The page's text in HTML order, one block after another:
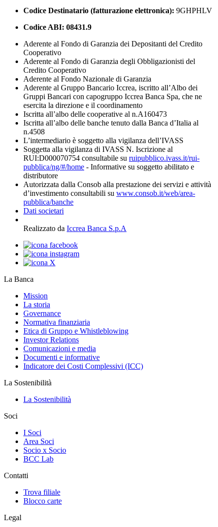
Codice Destinatario (fatturazione elettronica): 9GHPHLV
Codice ABI: 08431.9
Aderente al Fondo di Garanzia dei Depositanti del Credito
Cooperativo
Aderente al Fondo di Garanzia degli Obbligazionisti del
Credito Cooperativo
Aderente al Fondo Nazionale di Garanzia
Aderente al Gruppo Bancario Iccrea, iscritto all’Albo dei
Gruppi Bancari con capogruppo Iccrea Banca Spa, che ne
esercita la direzione e il coordinamento
Iscritta all’albo delle cooperative al n.A160473
Iscritta all’albo delle banche tenuto dalla Banca d’Italia al
n.4508
L’intermediario è soggetto alla vigilanza dell’IVASS
Soggetta alla vigilanza di IVASS N. Iscrizione al
RUI:D000070754 consultabile su ruipubblico.ivass.it/rui-
pubblica/ng/#/home - Informative su soggetto abilitato e
distributore
Autorizzata dalla Consob alla prestazione dei servizi e attività
d’investimento consultabili su www.consob.it/web/area-
pubblica/banche
Dati societari
Realizzato da Iccrea Banca S.p.A
La Banca
Mission
La storia
Governance
Normativa finanziaria
Etica di Gruppo e Whistleblowing
Investor Relations
Comunicazioni e media
Documenti e informative
Indicatore dei Costi Complessivi (ICC)
La Sostenibilità
La Sostenibilità
Soci
I Soci
Area Soci
Socio x Socio
BCC Lab
Contatti
Trova filiale
Blocco carte
Legal